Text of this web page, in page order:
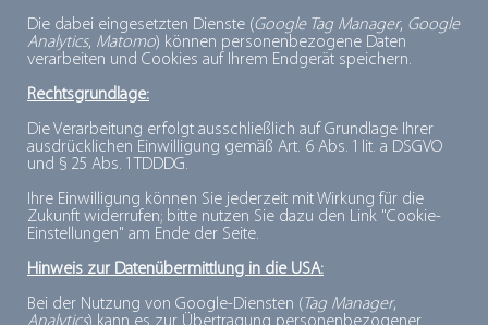
Die dabei eingesetzten Dienste (Google Tag Manager, Google
Analytics, Matomo) können personenbezogene Daten
verarbeiten und Cookies auf Ihrem Endgerät speichern.
Rechtsgrundlage:
Die Verarbeitung erfolgt ausschließlich auf Grundlage Ihrer
ausdrücklichen Einwilligung gemäß Art. 6 Abs. 1 lit. a DSGVO
und § 25 Abs. 1 TDDDG.
Ihre Einwilligung können Sie jederzeit mit Wirkung für die
Zukunft widerrufen; bitte nutzen Sie dazu den Link "Cookie-
Einstellungen" am Ende der Seite.
Hinweis zur Datenübermittlung in die USA:
Bei der Nutzung von Google-Diensten (Tag Manager,
Schäfer-Str. 20
57290 Neunkirchen
Telefon: 02735 / 70-1
Telefax: 2735 / 70-396
Internet:http://www.ssi-schaefer.com/de-de
Beschreibung:
Komplette Einrichtungssysteme für Lager, Betrieb